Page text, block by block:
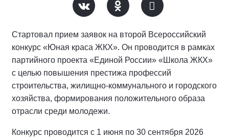
Стартовал прием заявок на второй Всероссийский
конкурс «Юная краса ЖКХ». Он проводится в рамках
партийного проекта «Единой России» «Школа ЖКХ»
с целью повышения престижа профессий
строительства, жилищно-коммунального и городского
хозяйства, формирования положительного образа
отрасли среди молодежи.
Конкурс проводится с 1 июня по 30 сентября 2026